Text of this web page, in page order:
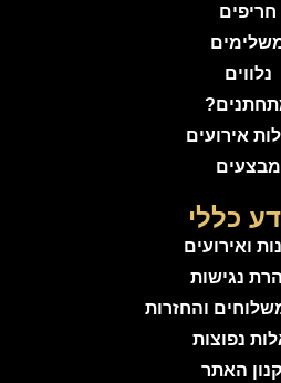
חריפים
נלווים
אירועים
מבצעים
כללי
ואירועים
נגישות
והחזרות
נפוצות
האתר